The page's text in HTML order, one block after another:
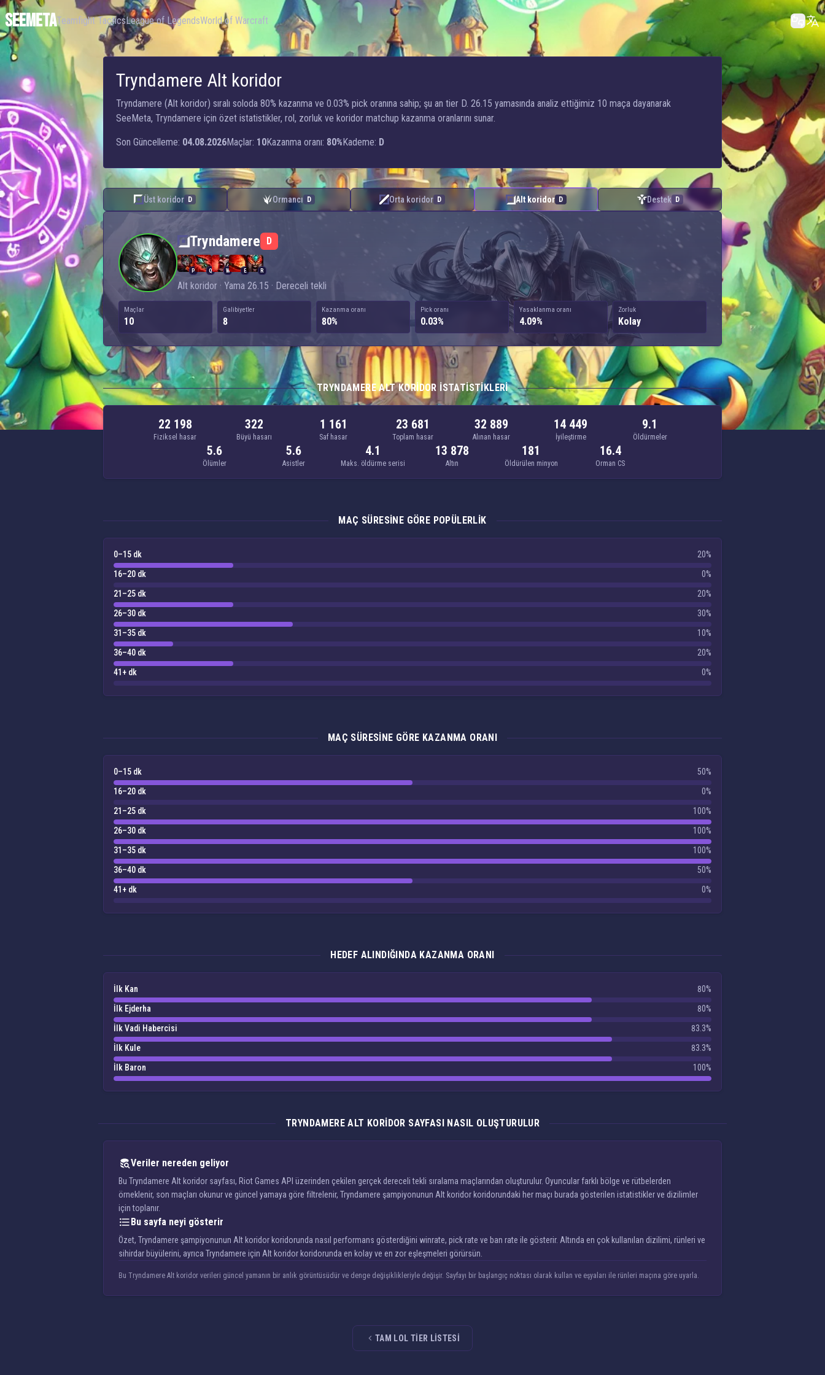
SEEMETATeamfight TacticsLeague of LegendsWorld of Warcraft
Tryndamere Alt koridor
Tryndamere (Alt koridor) sıralı soloda 80% kazanma ve 0.03% pick oranına sahip; şu an tier D. 26.15 yamasında analiz ettiğimiz 10 maça dayanarak
SeeMeta, Tryndamere için özet istatistikler, rol, zorluk ve koridor matchup kazanma oranlarını sunar.
Son Güncelleme: 04.08.2026Maçlar: 10Kazanma oranı: 80%Kademe: D
Üst koridor D Ormancı D Orta koridor D Alt koridor D Destek D
Tryndamere — Alt koridor
Tryndamere D
P Q W E R
Alt koridor · Yama 26.15 · Dereceli tekli
Maçlar
10
Galibiyetler
8
Kazanma oranı
80%
Pick oranı
0.03%
Yasaklanma oranı
4.09%
Zorluk
Kolay
TRYNDAMERE ALT KORIDOR ISTATISTIKLERI
22 198
Fiziksel hasar
322
Büyü hasarı
1 161
Saf hasar
23 681
Toplam hasar
32 889
Alınan hasar
14 449
İyileştirme
9.1
Öldürmeler
5.6
Ölümler
5.6
Asistler
4.1
Maks. öldürme serisi
13 878
Altın
181
Öldürülen minyon
16.4
Orman CS
MAÇ SÜRESINE GÖRE POPÜLERLIK
0–15 dk
20%
16–20 dk
0%
21–25 dk
20%
26–30 dk
30%
31–35 dk
10%
36–40 dk
20%
41+ dk
0%
MAÇ SÜRESINE GÖRE KAZANMA ORANI
0–15 dk
50%
16–20 dk
0%
21–25 dk
100%
26–30 dk
100%
31–35 dk
100%
36–40 dk
50%
41+ dk
0%
HEDEF ALINDIĞINDA KAZANMA ORANI
İlk Kan
80%
İlk Ejderha
80%
İlk Vadi Habercisi
83.3%
İlk Kule
83.3%
İlk Baron
100%
TRYNDAMERE ALT KORIDOR SAYFASI NASIL OLUŞTURULUR
Veriler nereden geliyor
Bu Tryndamere Alt koridor sayfası, Riot Games API üzerinden çekilen gerçek dereceli tekli sıralama maçlarından oluşturulur. Oyuncular farklı bölge ve rütbelerden
örneklenir, son maçları okunur ve güncel yamaya göre filtrelenir, Tryndamere şampiyonunun Alt koridor koridorundaki her maçı burada gösterilen istatistikler ve dizilimler
için toplanır.
Bu sayfa neyi gösterir
Özet, Tryndamere şampiyonunun Alt koridor koridorunda nasıl performans gösterdiğini winrate, pick rate ve ban rate ile gösterir. Altında en çok kullanılan dizilimi, rünleri ve
sihirdar büyülerini, ayrıca Tryndamere için Alt koridor koridorunda en kolay ve en zor eşleşmeleri görürsün.
Bu Tryndamere Alt koridor verileri güncel yamanın bir anlık görüntüsüdür ve denge değişiklikleriyle değişir. Sayfayı bir başlangıç noktası olarak kullan ve eşyaları ile rünleri maçına göre uyarla.
TAM LOL TIER LISTESI